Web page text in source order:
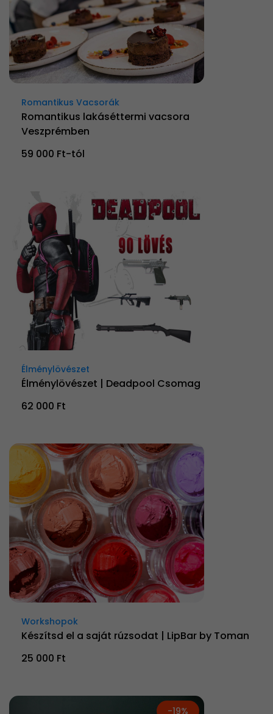
Romantikus Vacsorák
Romantikus lakáséttermi vacsora
Veszprémben
59 000 Ft-tól
Élménylövészet
Élménylövészet | Deadpool Csomag
62 000 Ft
Workshopok
Készítsd el a saját rúzsodat | LipBar by Toman
25 000 Ft
-19%